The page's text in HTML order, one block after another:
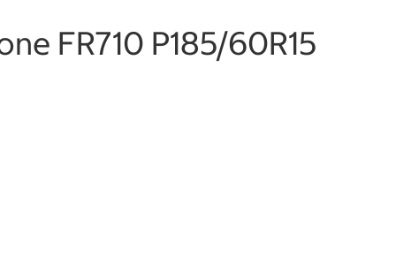
FR710 P185/60R15